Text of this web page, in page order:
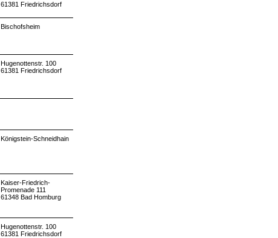
61381 Friedrichsdorf
Bischofsheim
Hugenottenstr. 100
61381 Friedrichsdorf
Königstein-Schneidhain
Kaiser-Friedrich-
Promenade 111
61348 Bad Homburg
Hugenottenstr. 100
61381 Friedrichsdorf